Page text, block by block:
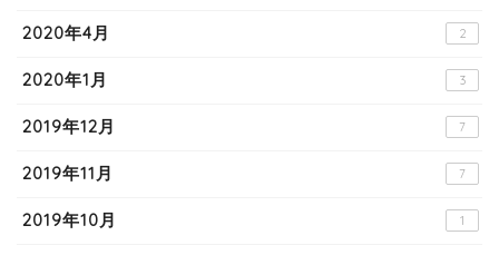
2020年4月 2
2020年1月 3
2019年12月 7
2019年11月 7
2019年10月 1